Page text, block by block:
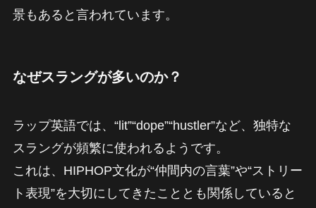
景もあると言われています。
なぜスラングが多いのか？
ラップ英語では、“lit”“dope”“hustler”など、独特な
スラングが頻繁に使われるようです。
これは、HIPHOP文化が“仲間内の言葉”や“ストリー
ト表現”を大切にしてきたこととも関係していると